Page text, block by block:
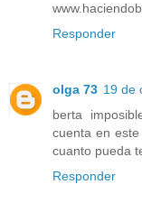
Responder
olga 73 19 de
berta
cuenta en
cuanto pueda
Responder